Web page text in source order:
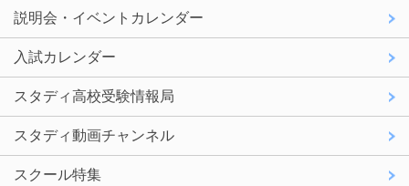
説明会・イベントカレンダー
入試カレンダー
スタディ高校受験情報局
スタディ動画チャンネル
スクール特集